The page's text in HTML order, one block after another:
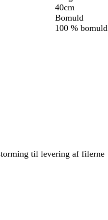
40cm
Bomuld
100 % bomuld
til levering af filerne